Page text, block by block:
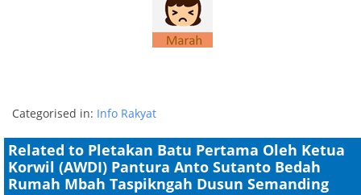
Categorised in: Info Rakyat
Related to Pletakan Batu Pertama Oleh Ketua
Korwil (AWDI) Pantura Anto Sutanto Bedah
Rumah Mbah Taspikngah Dusun Semanding